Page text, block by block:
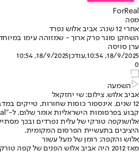
ForReal
מפה
אחרי 12 שנה: אביב אלוש נפרד
השחקן סוגר פרק ארוך - שמזוהה עימו
ערן סויסה
18/9/2025, 10:54
,עודכן18/9/2025, 10:54
0
השמעה
אביב אלוש. צילום: שי יחזקאל
12 שנים, אינספור כוסות שחורות, טייקים
קבוע בפרסומות הישראליות אומר שלום. ל-"For Real" נודע ש
אלושוקפה טורקי של עלית נפרדים ובכך
היציבים בתעשיית הפרסום המקומית.
אלוש והקפה: רומן של מעל עשור
מאז 2012 היה אביב אלוש הפנים של קפה